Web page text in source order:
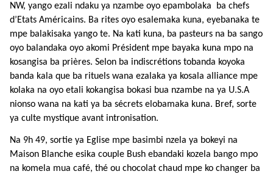
NW, yango ezali ndaku ya nzambe oyo epambolaka ba chefs
d’Etats Américains. Ba rites oyo esalemaka kuna, eyebanaka te
mpe balakisaka yango te. Na kati kuna, ba pasteurs na ba sango
oyo balandaka oyo akomi Président mpe bayaka kuna mpo na
kosangisa ba prières. Selon ba indiscrétions tobanda koyoka
banda kala que ba rituels wana ezalaka ya kosala alliance mpe
kolaka na oyo etali kokangisa bokasi bua nzambe na ya U.S.A
nionso wana na kati ya ba sécrets elobamaka kuna. Bref, sorte
ya culte mystique avant intronisation.
Na 9h 49, sortie ya Eglise mpe basimbi nzela ya bokeyi na
Maison Blanche esika couple Bush ebandaki kozela bango mpo
na komela mua café, thé ou chocolat chaud mpe ko changer ba